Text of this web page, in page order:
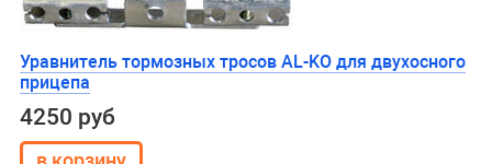
Уравнитель тормозных тросов AL-KO для двухосного
прицепа
4250 руб